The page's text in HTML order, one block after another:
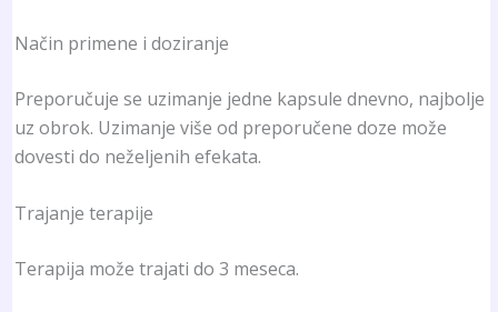
Način primene i doziranje
Preporučuje se uzimanje jedne kapsule dnevno, najbolje
uz obrok. Uzimanje više od preporučene doze može
dovesti do neželjenih efekata.
Trajanje terapije
Terapija može trajati do 3 meseca.